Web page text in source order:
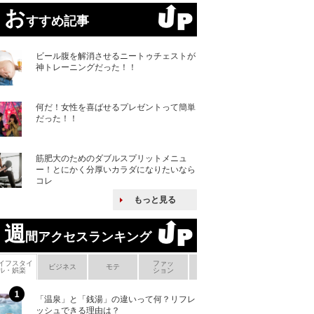
おすすめ記事
ビール腹を解消させるニートゥチェストが
神トレーニングだった！！
何だ！女性を喜ばせるプレゼントって簡単
だった！！
筋肥大のためのダブルスプリットメニュ
ー！とにかく分厚いカラダになりたいなら
コレ
もっと見る
週間アクセスランキング
フスタイ
・娯楽
ビジネス モテ
ファッ
ション
「温泉」と「銭湯」の違いって何？リフレ
ッシュできる理由は？